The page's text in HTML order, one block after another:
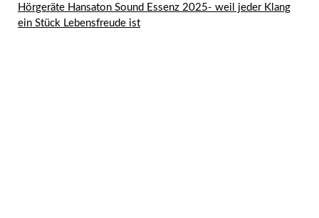
Hörgeräte Hansaton Sound Essenz 2025- weil jeder Klang
ein Stück Lebensfreude ist